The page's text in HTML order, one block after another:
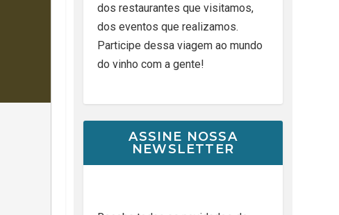
dos restaurantes que visitamos,
dos eventos que realizamos.
Participe dessa viagem ao mundo
do vinho com a gente!
ASSINE NOSSA
NEWSLETTER